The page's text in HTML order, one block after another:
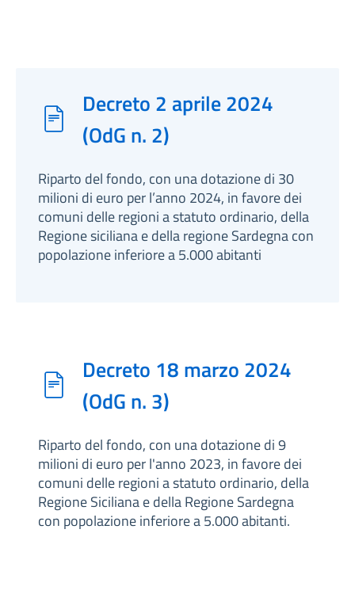
Decreto 2 aprile 2024
(OdG n. 2)
Riparto del fondo, con una dotazione di 30
milioni di euro per l’anno 2024, in favore dei
comuni delle regioni a statuto ordinario, della
Regione siciliana e della regione Sardegna con
popolazione inferiore a 5.000 abitanti
Decreto 18 marzo 2024
(OdG n. 3)
Riparto del fondo, con una dotazione di 9
milioni di euro per l'anno 2023, in favore dei
comuni delle regioni a statuto ordinario, della
Regione Siciliana e della Regione Sardegna
con popolazione inferiore a 5.000 abitanti.